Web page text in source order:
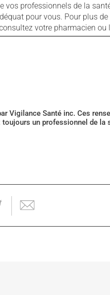
professionnels de la
pour vous. Pour plus
votre pharmacien
Santé inc. Ces
un professionnel de